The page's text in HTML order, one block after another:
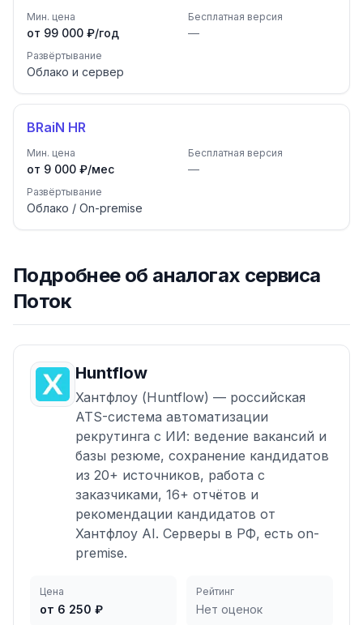
Мин. цена
от 99 000 ₽/год
Бесплатная версия
—
Развёртывание
Облако и сервер
BRaiN HR
Мин. цена
от 9 000 ₽/мес
Бесплатная версия
—
Развёртывание
Облако / On-premise
Подробнее об аналогах сервиса
Поток
Huntflow
Хантфлоу (Huntflow) — российская
ATS-система автоматизации
рекрутинга с ИИ: ведение вакансий и
базы резюме, сохранение кандидатов
из 20+ источников, работа с
заказчиками, 16+ отчётов и
рекомендации кандидатов от
Хантфлоу AI. Серверы в РФ, есть on-
premise.
Цена
от 6 250 ₽
Рейтинг
Нет оценок